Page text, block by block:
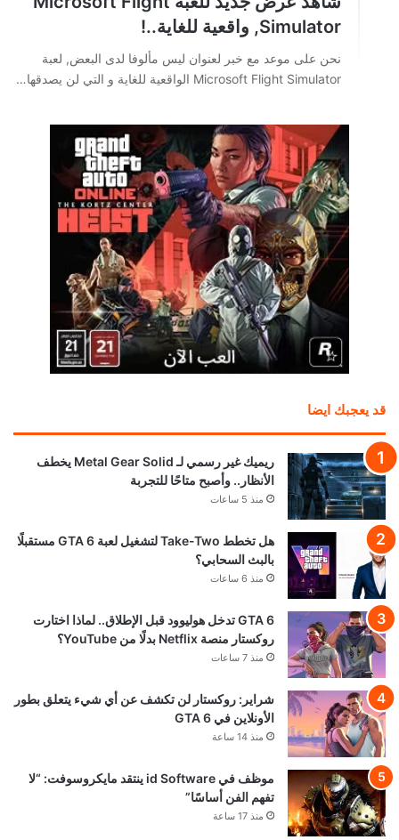
Simulator, واقعية للغاية..!
نحن على موعد مع خبر لعنوان ليس مألوفا لدى البعض, لعبة
Microsoft Flight Simulator الواقعية للغاية و التي لن يصدقها…
قد يعجبك ايضا
ريميك غير رسمي لـ Metal Gear Solid يخطف
الأنظار.. وأصبح متاحًا للتجربة
منذ 5 ساعات
هل تخطط Take-Two لتشغيل لعبة GTA 6 مستقبلًا
بالبث السحابي؟
منذ 6 ساعات
GTA 6 تدخل هوليوود قبل الإطلاق.. لماذا اختارت
روكستار منصة Netflix بدلًا من YouTube؟
منذ 7 ساعات
شراير: روكستار لن تكشف عن أي شيء يتعلق بطور
الأونلاين في GTA 6
منذ 14 ساعة
موظف في id Software ينتقد مايكروسوفت: “لا
تفهم الفن أساسًا”
منذ 17 ساعة